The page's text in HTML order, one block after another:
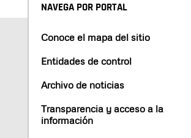
NAVEGA POR PORTAL
Conoce el mapa del sitio
Entidades de control
Archivo de noticias
Transparencia y acceso a la
información